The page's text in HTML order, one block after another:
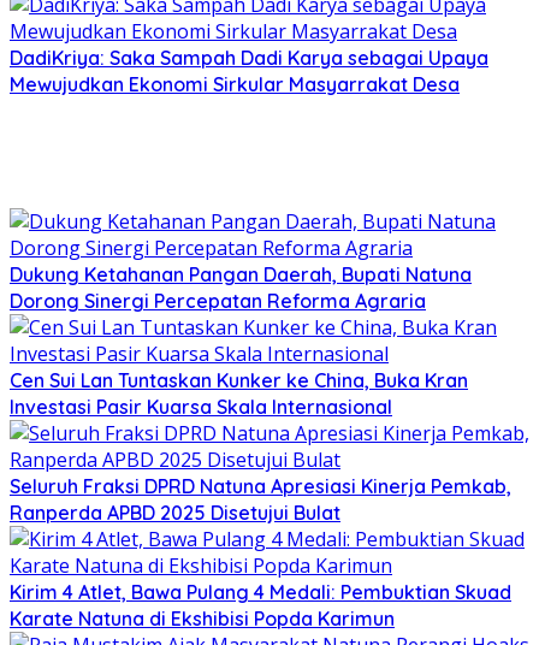
DadiKriya: Saka Sampah Dadi Karya sebagai Upaya
Mewujudkan Ekonomi Sirkular Masyarrakat Desa
Dukung Ketahanan Pangan Daerah, Bupati Natuna
Dorong Sinergi Percepatan Reforma Agraria
Cen Sui Lan Tuntaskan Kunker ke China, Buka Kran
Investasi Pasir Kuarsa Skala Internasional
Seluruh Fraksi DPRD Natuna Apresiasi Kinerja Pemkab,
Ranperda APBD 2025 Disetujui Bulat
Kirim 4 Atlet, Bawa Pulang 4 Medali: Pembuktian Skuad
Karate Natuna di Ekshibisi Popda Karimun